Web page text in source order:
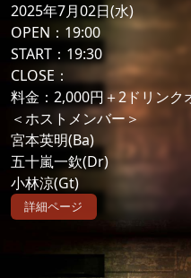
2025年7月02日(水)
OPEN：19:00
START：19:30
CLOSE：
料金：2,000円＋2ドリンク
＜ホストメンバー＞
宮本英明(Ba)
五十嵐一欽(Dr)
小林涼(Gt)
詳細ページ